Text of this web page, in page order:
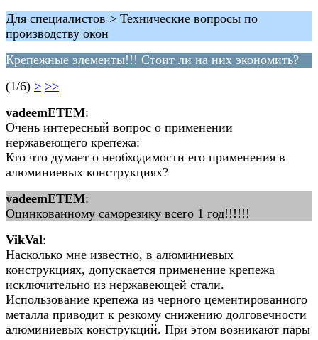
Для специалистов > Технические вопросы по
производству окон
Крепежные элементы!!! Стоит ли на них экономить?
(1/6) > >>
vadeemETEM:
Очень интересный вопрос о применении
нержавеющего крепежа:
Кто что думает о необходимости его применения в
алюминиевых конструкциях?
vadeemETEM:
Оцинкованному саморезику всего 1 год!!!!!!
VikVal:
Насколько мне известно, в алюминиевых
конструкциях, допускается применение крепежа
исключительно из нержавеющей стали.
Использование крепежа из черного цементированного
металла приводит к резкому снижению долговечности
алюминиевых конструкций. При этом возникают пары